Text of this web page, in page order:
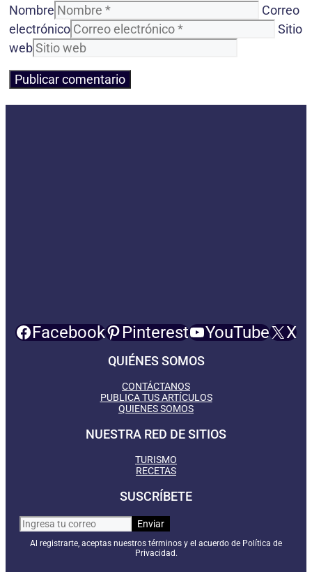
Nombre
Correo
electrónico
Sitio
web
Facebook Pinterest YouTube X
QUIÉNES SOMOS
CONTÁCTANOS
PUBLICA TUS ARTÍCULOS
QUIENES SOMOS
NUESTRA RED DE SITIOS
TURISMO
RECETAS
SUSCRÍBETE
Al registrarte, aceptas nuestros términos y el acuerdo de Política de
Privacidad.